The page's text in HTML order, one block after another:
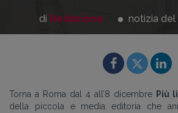
di Redazione notizia del
Torna a Roma dal 4 all’8 dicembre Più
della piccola e media editoria che